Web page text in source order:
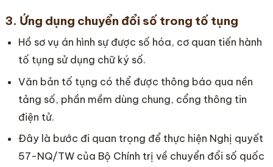
3. Ứng dụng chuyển đổi số trong tố tụng
Hồ sơ vụ án hình sự được số hóa, cơ quan tiến hành
tố tụng sử dụng chữ ký số.
Văn bản tố tụng có thể được thông báo qua nền
tảng số, phần mềm dùng chung, cổng thông tin
điện tử.
Đây là bước đi quan trọng để thực hiện Nghị quyết
57-NQ/TW của Bộ Chính trị về chuyển đổi số quốc